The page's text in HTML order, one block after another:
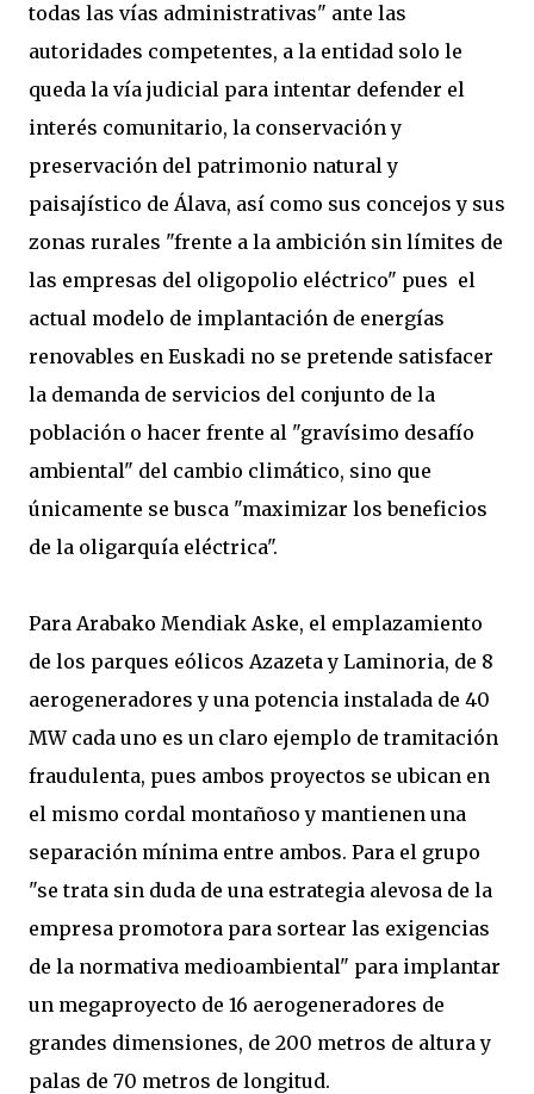
todas las vías administrativas" ante las
autoridades competentes, a la entidad solo le
queda la vía judicial para intentar defender el
interés comunitario, la conservación y
preservación del patrimonio natural y
paisajístico de Álava, así como sus concejos y sus
zonas rurales "frente a la ambición sin límites de
las empresas del oligopolio eléctrico" pues el
actual modelo de implantación de energías
renovables en Euskadi no se pretende satisfacer
la demanda de servicios del conjunto de la
población o hacer frente al "gravísimo desafío
ambiental" del cambio climático, sino que
únicamente se busca "maximizar los beneficios
de la oligarquía eléctrica".
Para Arabako Mendiak Aske, el emplazamiento
de los parques eólicos Azazeta y Laminoria, de 8
aerogeneradores y una potencia instalada de 40
MW cada uno es un claro ejemplo de tramitación
fraudulenta, pues ambos proyectos se ubican en
el mismo cordal montañoso y mantienen una
separación mínima entre ambos. Para el grupo
"se trata sin duda de una estrategia alevosa de la
empresa promotora para sortear las exigencias
de la normativa medioambiental" para implantar
un megaproyecto de 16 aerogeneradores de
grandes dimensiones, de 200 metros de altura y
palas de 70 metros de longitud.